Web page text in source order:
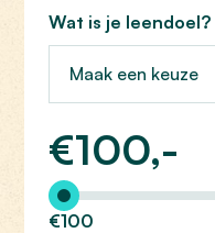
Wat is je leendoel?
Maak een keuze
€100,-
Hoeveel wilt u lenen?
€100